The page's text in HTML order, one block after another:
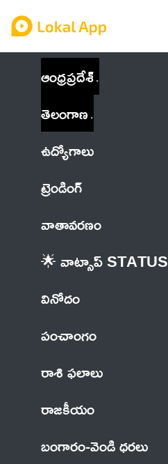
ఆంధ్రప్రదేశ్
తెలంగాణ
ఉద్యోగాలు
ట్రెండింగ్
వాతావరణం
🌟 వాట్సాప్ STATUS
వినోదం
పంచాంగం
రాశి ఫలాలు
రాజకీయం
బంగారం-వెండి ధరలు